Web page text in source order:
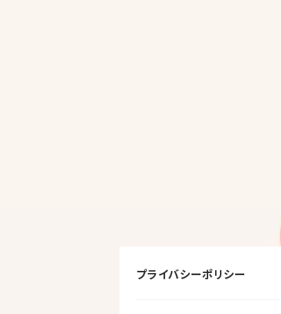
プライバシーポリシー